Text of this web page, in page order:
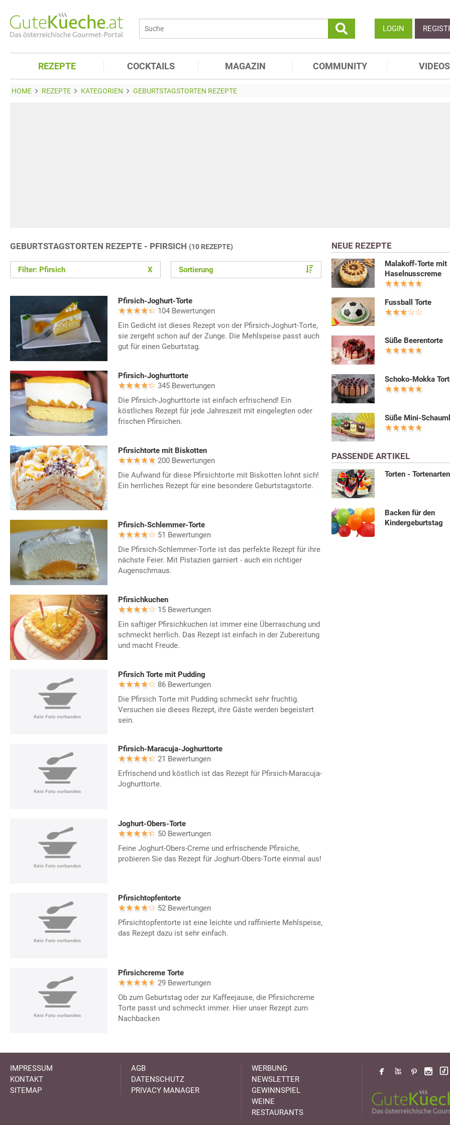
LOGIN
REZEPTE COCKTAILS MAGAZIN COMMUNITY VIDEOS
HOME REZEPTE KATEGORIEN GEBURTSTAGSTORTEN REZEPTE
GEBURTSTAGSTORTEN REZEPTE - PFIRSICH (10 REZEPTE)
Filter: Pfirsich X Sortierung
Pfirsich-Joghurt-Torte
104 Bewertungen
Ein Gedicht ist dieses Rezept von der Pfirsich-Joghurt-Torte,
sie zergeht schon auf der Zunge. Die Mehlspeise passt auch
gut für einen Geburtstag.
Pfirsich-Joghurttorte
345 Bewertungen
Die Pfirsich-Joghurttorte ist einfach erfrischend! Ein
köstliches Rezept für jede Jahreszeit mit eingelegten oder
frischen Pfirsichen.
Pfirsichtorte mit Biskotten
200 Bewertungen
Die Aufwand für diese Pfirsichtorte mit Biskotten lohnt sich!
Ein herrliches Rezept für eine besondere Geburtstagstorte.
Pfirsich-Schlemmer-Torte
51 Bewertungen
Die Pfirsich-Schlemmer-Torte ist das perfekte Rezept für ihre
nächste Feier. Mit Pistazien garniert - auch ein richtiger
Augenschmaus.
Pfirsichkuchen
15 Bewertungen
Ein saftiger Pfirsichkuchen ist immer eine Überraschung und
schmeckt herrlich. Das Rezept ist einfach in der Zubereitung
und macht Freude.
Pfirsich Torte mit Pudding
86 Bewertungen
Die Pfirsich Torte mit Pudding schmeckt sehr fruchtig.
Versuchen sie dieses Rezept, ihre Gäste werden begeistert
sein.
Pfirsich-Maracuja-Joghurttorte
21 Bewertungen
Erfrischend und köstlich ist das Rezept für Pfirsich-Maracuja-
Joghurttorte.
Joghurt-Obers-Torte
50 Bewertungen
Feine Joghurt-Obers-Creme und erfrischende Pfirsiche,
probieren Sie das Rezept für Joghurt-Obers-Torte einmal aus!
Pfirsichtopfentorte
52 Bewertungen
Pfirsichtopfentorte ist eine leichte und raffinierte Mehlspeise,
das Rezept dazu ist sehr einfach.
Pfirsichcreme Torte
29 Bewertungen
Ob zum Geburtstag oder zur Kaffeejause, die Pfirsichcreme
Torte passt und schmeckt immer. Hier unser Rezept zum
Nachbacken
NEUE REZEPTE
Malakoff-Torte mit
Haselnusscreme
Fussball Torte
Süße Beerentorte
Schoko-Mokka
Süße Mini-
PASSENDE ARTIKEL
Torten - Tortenarten
Backen für den
Kindergeburtstag
IMPRESSUM
KONTAKT
SITEMAP
AGB
DATENSCHUTZ
PRIVACY MANAGER
WERBUNG
NEWSLETTER
GEWINNSPIEL
WEINE
RESTAURANTS